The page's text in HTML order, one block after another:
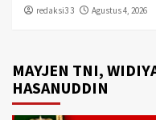
redaksi3 3 Agustus 4, 2026
MAYJEN TNI,
HASANUDDIN